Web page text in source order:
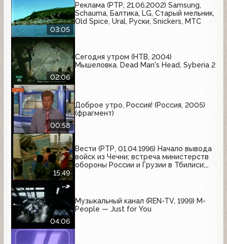
03:05
Реклама (РТР, 21.06.2002) Samsung,
Schauma, Балтика, LG, Старый мельник,
Old Spice, Ural, Руски, Snickers, МТС
02:06
Сегодня утром (НТВ, 2004)
Мышеловка. Dead Man's Head, Syberia 2
00:58
Доброе утро, Россия! (Россия, 2005)
(фрагмент)
15:49
Вести (РТР, 01.04.1996) Начало вывода
войск из Чечни; встреча министерств
обороны России и Грузии в Тбилиси;
04:06
Музыкальный канал (REN-TV, 1999) M-
People — Just for You